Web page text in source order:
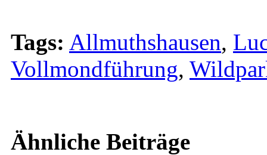
Tags: Allmuthshausen,
Vollmondführung,
Ähnliche Beiträge